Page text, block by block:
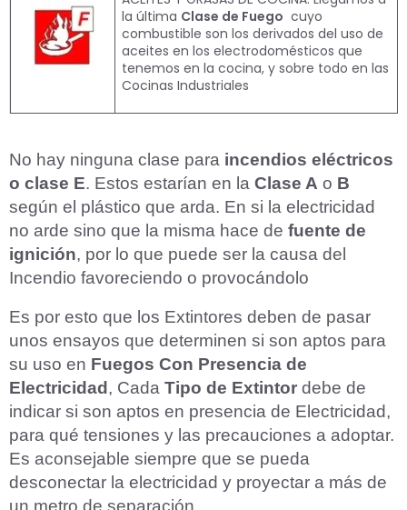
la última Clase de Fuego cuyo
combustible son los derivados del uso de
aceites en los electrodomésticos que
tenemos en la cocina, y sobre todo en las
Cocinas Industriales
No hay ninguna clase para incendios eléctricos
o clase E. Estos estarían en la Clase A o B
según el plástico que arda. En si la electricidad
no arde sino que la misma hace de fuente de
ignición, por lo que puede ser la causa del
Incendio favoreciendo o provocándolo
Es por esto que los Extintores deben de pasar
unos ensayos que determinen si son aptos para
su uso en Fuegos Con Presencia de
Electricidad , Cada Tipo de Extintor debe de
indicar si son aptos en presencia de Electricidad,
para qué tensiones y las precauciones a adoptar.
Es aconsejable siempre que se pueda
desconectar la electricidad y proyectar a más de
un metro de separación